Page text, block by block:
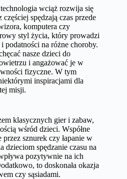
wciąż rozwija się
spędzają czas przede
komputera czy
styl życia, który prowadzi
na różne choroby.
nasze dzieci do
i angażować je w
fizyczne. W tym
inspiracjami dla
misji.
klasycznych gier i zabaw,
wśród dzieci. Współne
sznurek czy łapanie w
spędzanie czasu na
pozytywnie na ich
to doskonała okazja
czy sąsiadami.